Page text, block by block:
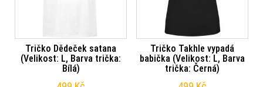
Tričko Dědeček satana
(Velikost: L, Barva trička:
Bílá)
Tričko Takhle vypadá
babička (Velikost: L, Barva
trička: Černá)